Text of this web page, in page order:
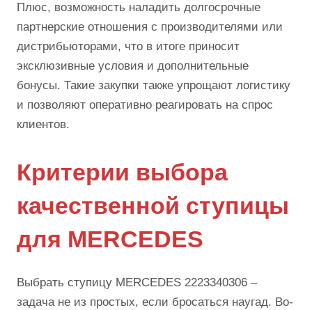
Плюс, возможность наладить долгосрочные
партнерские отношения с производителями или
дистрибьюторами, что в итоге приносит
эксклюзивные условия и дополнительные
бонусы. Такие закупки также упрощают логистику
и позволяют оперативно реагировать на спрос
клиентов.
Критерии выбора
качественной ступицы
для MERCEDES
Выбрать ступицу MERCEDES 2223340306 –
задача не из простых, если бросаться наугад. Во-